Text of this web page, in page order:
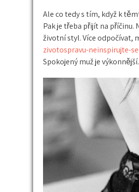
Ale co tedy s tím, když k
Pak je třeba přijít na příčinu.
životní styl. Více odpočívat,
zivotospravu-neinspirujte-
Spokojený muž je výkonnější.